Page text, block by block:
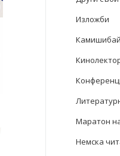
Изложби
Маратон
Немска